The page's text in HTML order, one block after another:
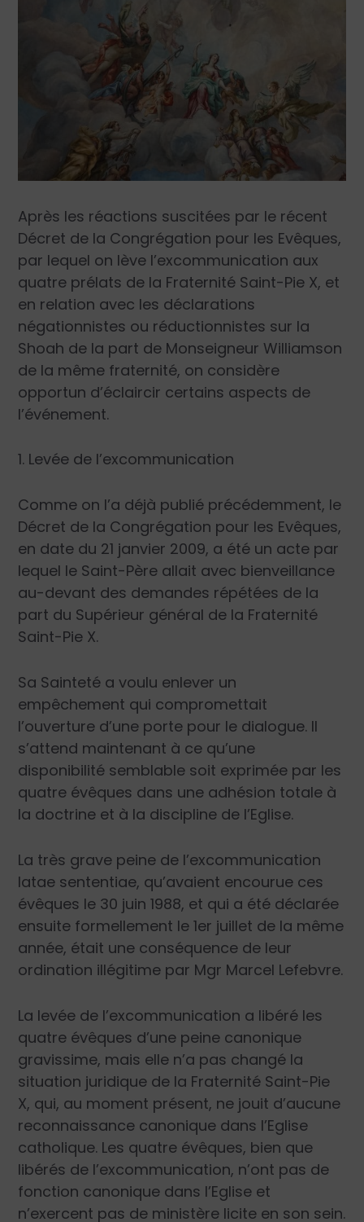
Après les réactions suscitées par le récent
Décret de la Congrégation pour les Evêques,
par lequel on lève l’excommunication aux
quatre prélats de la Fraternité Saint-Pie X, et
en relation avec les déclarations
négationnistes ou réductionnistes sur la
Shoah de la part de Monseigneur Williamson
de la même fraternité, on considère
opportun d’éclaircir certains aspects de
l’événement.
1. Levée de l’excommunication
Comme on l’a déjà publié précédemment, le
Décret de la Congrégation pour les Evêques,
en date du 21 janvier 2009, a été un acte par
lequel le Saint-Père allait avec bienveillance
au-devant des demandes répétées de la
part du Supérieur général de la Fraternité
Saint-Pie X.
Sa Sainteté a voulu enlever un
empêchement qui compromettait
l’ouverture d’une porte pour le dialogue. Il
s’attend maintenant à ce qu’une
disponibilité semblable soit exprimée par les
quatre évêques dans une adhésion totale à
la doctrine et à la discipline de l’Eglise.
La très grave peine de l’excommunication
latae sententiae, qu’avaient encourue ces
évêques le 30 juin 1988, et qui a été déclarée
ensuite formellement le 1er juillet de la même
année, était une conséquence de leur
ordination illégitime par Mgr Marcel Lefebvre.
La levée de l’excommunication a libéré les
quatre évêques d’une peine canonique
gravissime, mais elle n’a pas changé la
situation juridique de la Fraternité Saint-Pie
X, qui, au moment présent, ne jouit d’aucune
reconnaissance canonique dans l’Eglise
catholique. Les quatre évêques, bien que
libérés de l’excommunication, n’ont pas de
fonction canonique dans l’Eglise et
n’exercent pas de ministère licite en son sein.